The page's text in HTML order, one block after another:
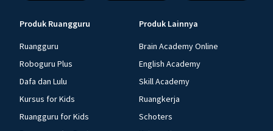
Produk Ruangguru
Ruangguru
Roboguru Plus
Dafa dan Lulu
Kursus for Kids
Ruangguru for Kids
Produk Lainnya
Brain Academy Online
English Academy
Skill Academy
Ruangkerja
Schoters